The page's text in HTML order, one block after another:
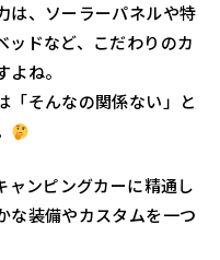
は、ソーラーパネルや特
ッドなど、こだわりのカ
ね。
「そんなの関係ない」と
ャンピングカーに精通し
な装備やカスタムを一つ